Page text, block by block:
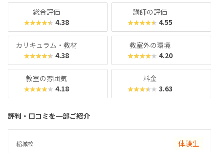
の回りの製品と結びつけて「こんなのもあったよ！」と報告
している子どもがいて、日常生活が学びに変わっているな〜
と感じました。スキルだけでなく、コミュニケーション能力
も育てたい方におすすめです。
総合評価
★★★★★ 4.38
講師の評価
★★★★★ 4.55
カリキュラム・教材
★★★★★ 4.38
教室外の環境
★★★★★ 4.20
教室の雰囲気
★★★★★ 4.18
料金
★★★★★ 3.63
評判・口コミを一部ご紹介
稲城校 体験生